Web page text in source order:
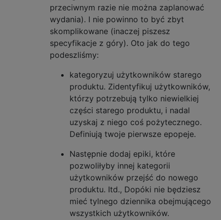
przeciwnym razie nie można zaplanować
wydania). I nie powinno to być zbyt
skomplikowane (inaczej piszesz
specyfikacje z góry). Oto jak do tego
podeszliśmy:
kategoryzuj użytkowników starego
produktu. Zidentyfikuj użytkowników,
którzy potrzebują tylko niewielkiej
części starego produktu, i nadal
uzyskaj z niego coś pożytecznego.
Definiują twoje pierwsze epopeje.
Następnie dodaj epiki, które
pozwoliłyby innej kategorii
użytkowników przejść do nowego
produktu. Itd., Dopóki nie będziesz
mieć tylnego dziennika obejmującego
wszystkich użytkowników.